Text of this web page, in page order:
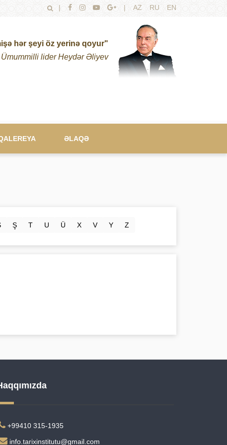
| | AZ RU EN
hər şeyi öz yerinə qoyur"
Ümummilli lider Heydər Əliyev
ƏLAQƏ
Ş T U Ü X V Y Z
+99410 315-1935
info.tarixinstitutu@gmail.com